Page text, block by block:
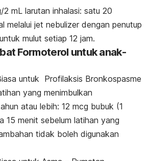
mL larutan inhalasi: satu 20
melalui jet nebulizer dengan penutup
mulut setiap 12 jam.
Formoterol untuk anak-
untuk Profilaksis Bronkospasme
yang menimbulkan
atau lebih: 12 mcg bubuk (1
15 menit sebelum latihan yang
tidak boleh digunakan